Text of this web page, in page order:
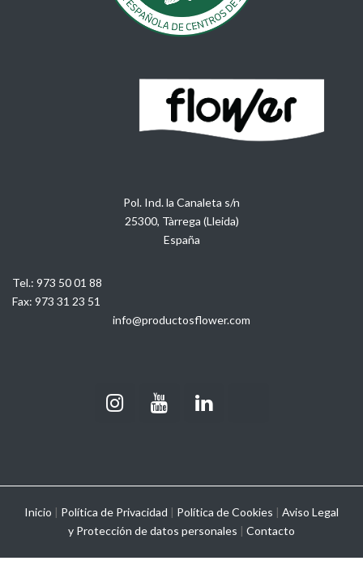
Pol. Ind. la Canaleta s/n
25300, Tàrrega (Lleida)
España
Tel.: 973 50 01 88
Fax: 973 31 23 51
info@productosflower.com
Inicio | Política de Privacidad | Política de Cookies | Aviso Legal
y Protección de datos personales | Contacto